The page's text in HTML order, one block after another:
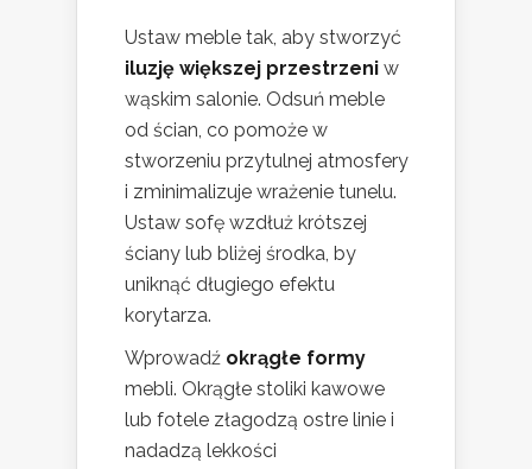
Ustaw meble tak, aby stworzyć
iluzję większej przestrzeni w
wąskim salonie. Odsuń meble
od ścian, co pomoże w
stworzeniu przytulnej atmosfery
i zminimalizuje wrażenie tunelu.
Ustaw sofę wzdłuż krótszej
ściany lub bliżej środka, by
uniknąć długiego efektu
korytarza.
Wprowadź okrągłe formy
mebli. Okrągłe stoliki kawowe
lub fotele złagodzą ostre linie i
nadadzą lekkości